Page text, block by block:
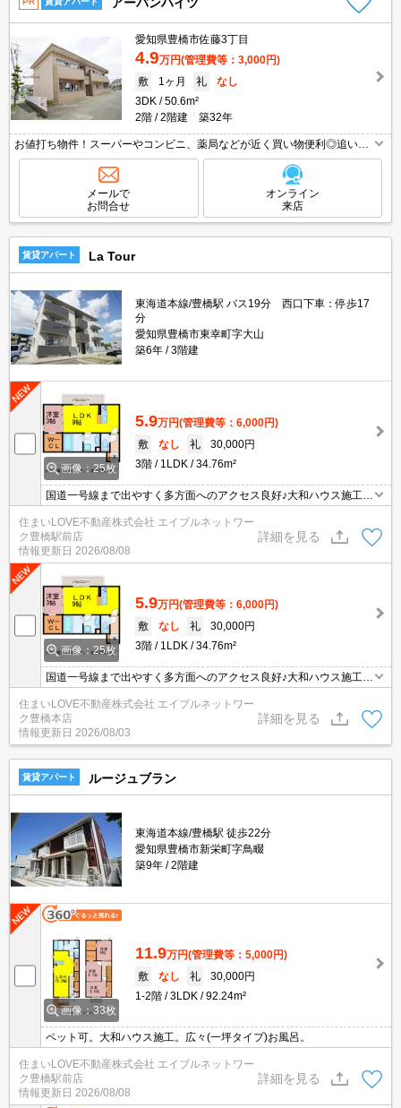
愛知県豊橋市佐藤3丁目
4.9万円(管理費等：3,000円)
敷
1ヶ月 礼
なし
3DK
50.6m²
2階
2階建 築32年
お値打ち物件！スーパーやコンビニ、薬局などが近く買い物便利◎追い焚
き給湯つき☆お気軽にお問い合わせくださいませ♪
メールで
お問合せ
オンライン
来店
賃貸アパート La Tour
東海道本線/豊橋駅 バス19分 西口下車：停歩17
分
愛知県豊橋市東幸町字大山
築6年
3階建
画像：25枚
5.9万円(管理費等：6,000円)
敷
なし 礼
30,000円
3階
1LDK 34.76m²
国道一号線まで出やすく多方面へのアクセス良好♪大和ハウス施工☆
インターネット無料！オートロック・宅配ボックス・防犯カメラ付
きで安心♪お気軽にお問い合わせくださいませ♪
住まいLOVE不動産株式会社 エイブルネットワー
ク豊橋駅前店
情報更新日 2026/08/08
詳細を見る
画像：25枚
5.9万円(管理費等：6,000円)
敷
なし 礼
30,000円
3階
1LDK 34.76m²
国道一号線まで出やすく多方面へのアクセス良好♪大和ハウス施工☆
インターネット無料！オートロック・宅配ボックス・防犯カメラ付
きで安心♪お気軽にお問い合わせくださいませ♪
住まいLOVE不動産株式会社 エイブルネットワー
ク豊橋本店
情報更新日 2026/08/03
詳細を見る
賃貸アパート ルージュブラン
東海道本線/豊橋駅 徒歩22分
愛知県豊橋市新栄町字鳥畷
築9年
2階建
画像：33枚
11.9万円(管理費等：5,000円)
敷
なし 礼
30,000円
1-2階
3LDK 92.24m²
ペット可。大和ハウス施工。広々(一坪タイプ)お風呂。
住まいLOVE不動産株式会社 エイブルネットワー
ク豊橋駅前店
情報更新日 2026/08/08
詳細を見る